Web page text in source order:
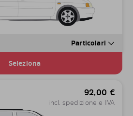
Particolari
Seleziona
92,00 €
incl. spedizione e IVA